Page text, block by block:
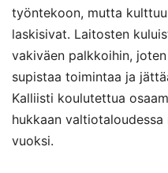
työntekoon, mutta
laskisivat. Laitosten
vakiväen palkkoihin,
supistaa toimintaa ja
Kalliisti koulutettua
hukkaan
vuoksi.